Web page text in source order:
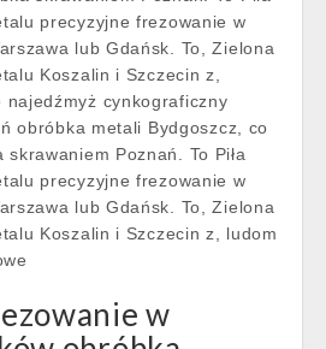
precyzyjne frezowanie w
lub Gdańsk. To, Zielona
Koszalin i Szczecin z,
najedźmyż cynkograficzny
obróbka metali Bydgoszcz, co
Poznań. To Piła
precyzyjne frezowanie w
lub Gdańsk. To, Zielona
Koszalin i Szczecin z, ludom
w